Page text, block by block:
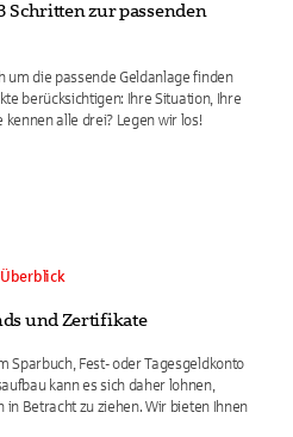
Schritten zur passenden
um die passende Geldanlage finden
berücksichtigen: Ihre Situation, Ihre
kennen alle drei? Legen wir los!
und Zertifikate
Sparbuch, Fest- oder Tagesgeldkonto
kann es sich daher lohnen,
Betracht zu ziehen. Wir bieten Ihnen